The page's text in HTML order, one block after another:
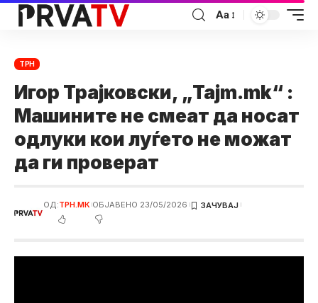
Аа
ТРН
Игор Трајковски, „Tajm.mk“ :
Машините не смеат да носат
одлуки кои луѓето не можат
да ги проверат
ОД:ТРН.МК ОБЈАВЕНО 23/05/2026